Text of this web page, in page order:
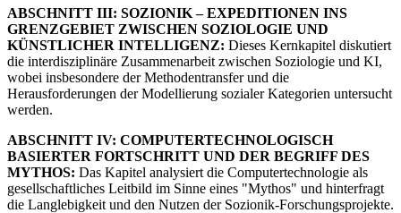
ABSCHNITT III: SOZIONIK – EXPEDITIONEN INS
GRENZGEBIET ZWISCHEN SOZIOLOGIE UND
KÜNSTLICHER INTELLIGENZ: Dieses Kernkapitel diskutiert
die interdisziplinäre Zusammenarbeit zwischen Soziologie und KI,
wobei insbesondere der Methodentransfer und die
Herausforderungen der Modellierung sozialer Kategorien untersucht
werden.
ABSCHNITT IV: COMPUTERTECHNOLOGISCH
BASIERTER FORTSCHRITT UND DER BEGRIFF DES
MYTHOS: Das Kapitel analysiert die Computertechnologie als
gesellschaftliches Leitbild im Sinne eines "Mythos" und hinterfragt
die Langlebigkeit und den Nutzen der Sozionik-Forschungsprojekte.